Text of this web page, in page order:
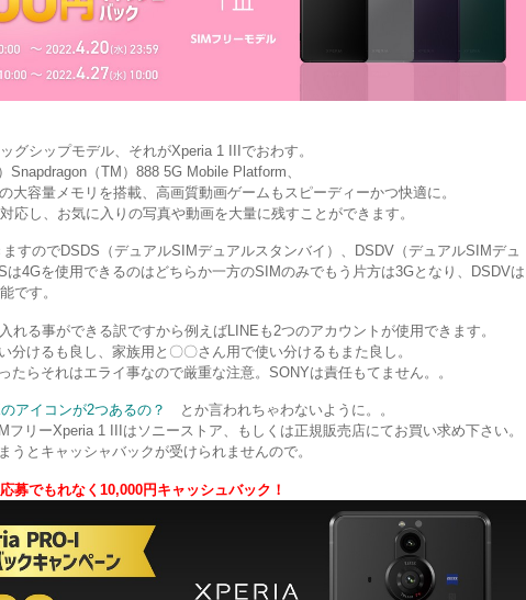
グシップモデル、それがXperia 1 IIIでおわす。
Snapdragon（TM）888 5G Mobile Platform、
大容量メモリを搭載、高画質動画ゲームもスピーディーかつ快適に。
応し、お気に入りの写真や動画を大量に残すことができます。
すのでDSDS（デュアルSIMデュアルスタンバイ）、DSDV（デュアルSIMデュ
は4Gを使用できるのはどちらか一方のSIMのみでもう片方は3Gとなり、DSDVは
です。
れる事ができる訳ですから例えばLINEも2つのアカウントが使用できます。
分けるも良し、家族用と〇〇さん用で使い分けるもまた良し。
たらそれはエライ事なので厳重な注意。SONYは責任もてません。。
アイコンが2つあるの？
とか言われちゃわないように。。
フリーXperia 1 IIIはソニーストア、もしくは正規販売店にてお買い求め下さい。
うとキャッシャバックが受けられませんので。
でもれなく10,000円キャッシュバック！